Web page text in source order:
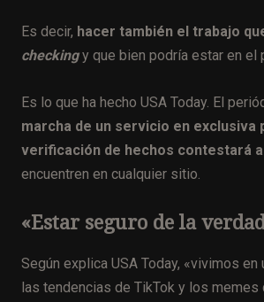
Es decir, hacer también el trabajo
checking y que bien podría estar en el
Es lo que ha hecho USA Today. El
marcha de un servicio en
verificación de hechos contestará
encuentren en cualquier sitio.
«Estar seguro de la
Según explica USA Today, «vivimos
las tendencias de TikTok y los memes